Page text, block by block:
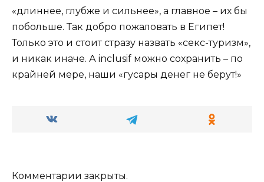
«длиннее, глубже и сильнее», а главное – их бы
побольше. Так добро пожаловать в Египет!
Только это и стоит стразу назвать «секс-туризм»,
и никак иначе. А inclusif можно сохранить – по
крайней мере, наши «гусары денег не берут!»
Комментарии закрыты.